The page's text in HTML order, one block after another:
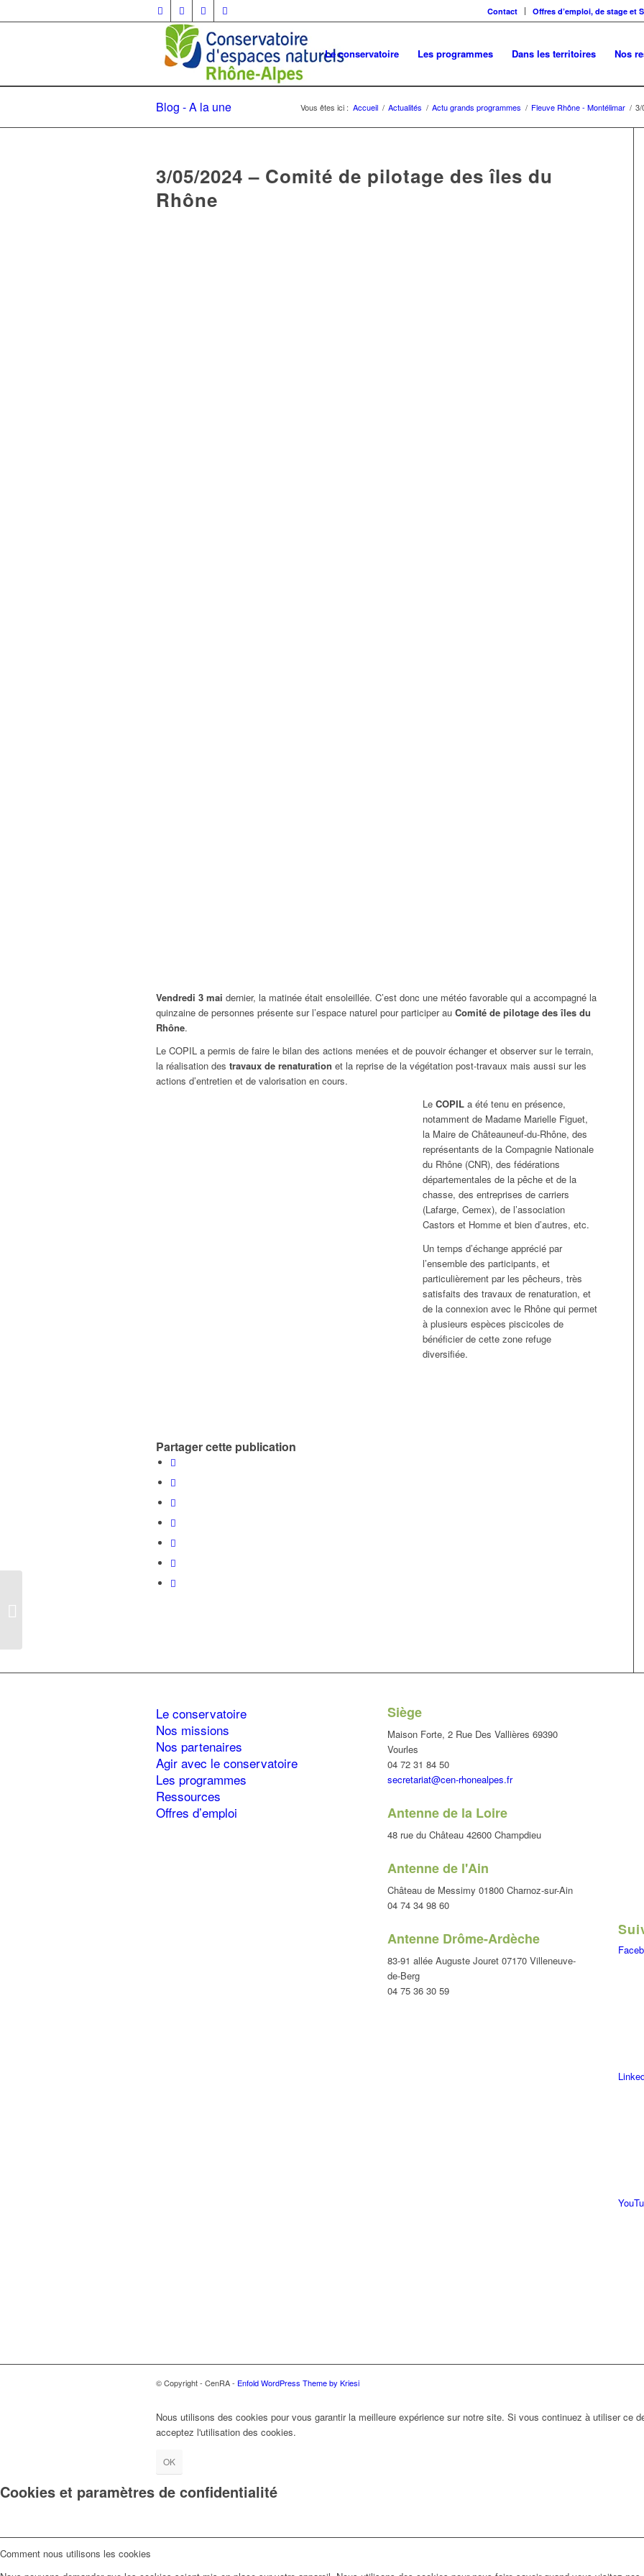
Contact Offres d’emploi, de stage et
Le conservatoire Les programmes Dans les territoires Nos
Blog - A la une Vous êtes ici : Accueil / Actualités / Actu grands programmes / Fleuve Rhône - Montélimar / 3/
3/05/2024 – Comité de pilotage des îles du
Rhône
Vendredi 3 mai dernier, la matinée était ensoleillée. C’est donc une météo favorable qui a accompagné la
quinzaine de personnes présente sur l’espace naturel pour participer au Comité de pilotage des îles du
Rhône.
Le COPIL a permis de faire le bilan des actions menées et de pouvoir échanger et observer sur le terrain,
la réalisation des travaux de renaturation et la reprise de la végétation post-travaux mais aussi sur les
actions d’entretien et de valorisation en cours.
Le COPIL a été tenu en présence,
notamment de Madame Marielle Figuet,
la Maire de Châteauneuf-du-Rhône, des
représentants de la Compagnie Nationale
du Rhône (CNR), des fédérations
départementales de la pêche et de la
chasse, des entreprises de carriers
(Lafarge, Cemex), de l’association
Castors et Homme et bien d’autres, etc.
Un temps d’échange apprécié par
l’ensemble des participants, et
particulièrement par les pêcheurs, très
satisfaits des travaux de renaturation, et
de la connexion avec le Rhône qui permet
à plusieurs espèces piscicoles de
bénéficier de cette zone refuge
diversifiée.
Partager cette publication
Le conservatoire
Nos missions
Nos partenaires
Agir avec le conservatoire
Les programmes
Ressources
Offres d’emploi
Siège
Maison Forte, 2 Rue Des Vallières 69390
Vourles
04 72 31 84 50
secretariat@cen-rhonealpes.fr
Antenne de la Loire
48 rue du Château 42600 Champdieu
Antenne de l'Ain
Château de Messimy 01800 Charnoz-sur-Ain
04 74 34 98 60
Antenne Drôme-Ardèche
83-91 allée Auguste Jouret 07170 Villeneuve-
de-Berg
04 75 36 30 59
© Copyright - CenRA - Enfold WordPress Theme by Kriesi
Nous utilisons des cookies pour vous garantir la meilleure expérience sur notre site. Si vous continuez à utiliser ce
acceptez l'utilisation des cookies.
OK
Cookies et paramètres de confidentialité
Comment nous utilisons les cookies